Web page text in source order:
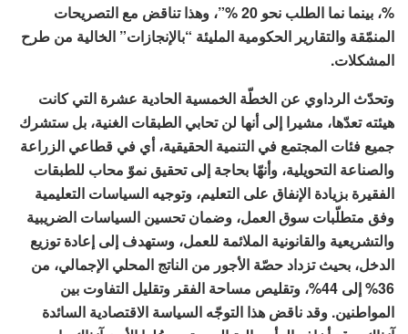
%، بينما نما الطلب نحو 20 %”، وهذا تناقض مع التصريحات
المنمّقة والتقارير الحكومية المليئة “بالإنجازات” الخالية من طرح
المشكلات.
وتحدّث الرداوي عن الخطّة الخمسية الحادية عشرة التي كانت
هيئته تعدّها، مشيرا إلى أنها لن تحابي الطبقات الغنية، بل ستشرك
جميع فئات المجتمع في التنمية الحقيقية، أي في قطاعي الزراعة
والصناعة التحويلية، وأنهّا بحاجة إلى تحقيق نموّ محاب للطبقات
الفقيرة بزيادة الإنفاق على التعليم، وتوجيه السياسات التعليمية
وفق متطلّبات سوق العمل، وضمان تحسين السياسات الضريبية
والتشريعية والقانونية الملائمة للعمل، وستهدف إلى إعادة توزيع
الدخل، بحيث تزداد حصّة الأجور من الناتج المحلي الإجمالي، من
36% إلى 44%، وتقليص مساحة الفقر وتقليل التفاوت بين
المواطنين. وقد ناقض هذا التوجّه السياسة الاقتصادية السائدة